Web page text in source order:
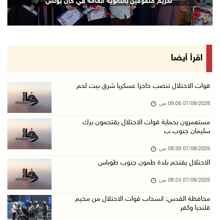
06/آب/2026 10:45 م
الاحتلال يعتقل شابين من المغير
وزير الداخلية يبحث مع مكافحة المخدرات الدولي ...
رئيس بلدية الخليل يطلع وفدا أميركيا على تطورا ...
06/آب/2026 09:59 م
06/آب/2026 09:17 م
إصابة مسن بجروح ورضوض إثر اعتداء جيش الاحتلال ...
06/آب/2026 09:13 م
ورشة توصي بخطة عاجلة لاستعادة التعليم الوجاهي ...
الرئيس يستقبل مجلس بلدية رام الله ويشدد على د ...
اقرأ أيضا
قوات الاحتلال تنصب حاجزا عسكريا شرق بيت لحم
07/08/2026 09:06 ص
مستعمرون بحماية قوات الاحتلال يقتحمون برك
سليمان جنوب ب
07/08/2026 08:39 ص
الاحتلال يقتحم بلدة طمون جنوب طوباس
07/08/2026 08:24 ص
محافظة القدس: انسحاب قوات الاحتلال من مخيم
قلنديا وكفر